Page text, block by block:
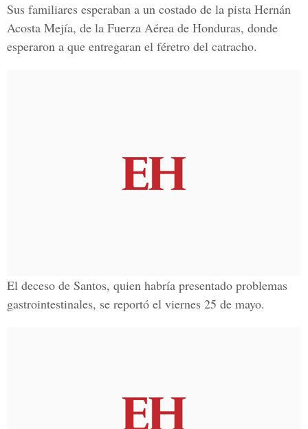
Sus familiares esperaban a un costado de la pista Hernán
Acosta Mejía, de la Fuerza Aérea de Honduras, donde
esperaron a que entregaran el féretro del catracho.
El deceso de Santos, quien habría presentado problemas
gastrointestinales, se reportó el viernes 25 de mayo.